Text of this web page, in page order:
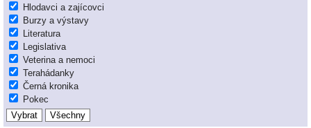
Hlodavci a zajícovci
Burzy a výstavy
Literatura
Legislativa
Veterina a nemoci
Terahádanky
Černá kronika
Pokec